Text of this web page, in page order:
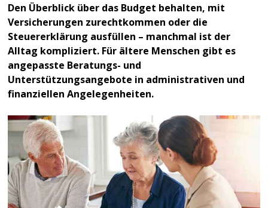
Den Überblick über das Budget behalten, mit
Versicherungen zurechtkommen oder die
Steuererklärung ausfüllen – manchmal ist der
Alltag kompliziert. Für ältere Menschen gibt es
angepasste Beratungs- und
Unterstützungsangebote in administrativen und
finanziellen Angelegenheiten.